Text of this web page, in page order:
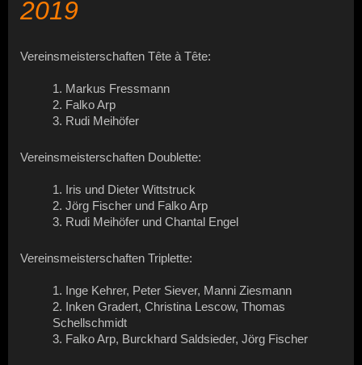
2019
Vereinsmeisterschaften Tête à Tête:
1. Markus Fressmann
2. Falko Arp
3. Rudi Meihöfer
Vereinsmeisterschaften Doublette:
1. Iris und Dieter Wittstruck
2. Jörg Fischer und Falko Arp
3. Rudi Meihöfer und Chantal Engel
Vereinsmeisterschaften Triplette:
1. Inge Kehrer, Peter Siever, Manni Ziesmann
2. Inken Gradert, Christina Lescow, Thomas
Schellschmidt
3. Falko Arp, Burckhard Saldsieder, Jörg Fischer